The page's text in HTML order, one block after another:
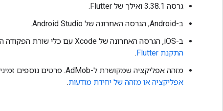
גרסה 3.38.1 ואילך של Flutter.
ב-Android, הגרסה האחרונה של Android Studio.
ב-iOS, הגרסה האחרונה של Xcode עם כלי שורת הפקודה המופעלים. פרטים נוספים זמינים במאמר בנושא
התקנת Flutter
.
מזהה אפליקציה שמקושרת ל-AdMob. פרטים נוספים זמינים במאמר בנושא
אפליקציה או מזהה של יחידת מודעות.